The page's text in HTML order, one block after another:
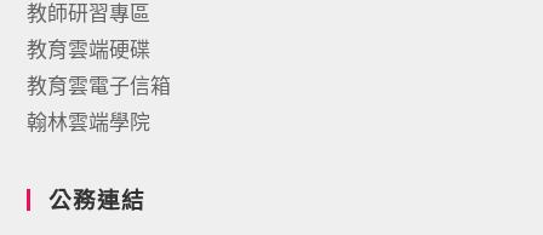
教師研習專區
教育雲端硬碟
教育雲電子信箱
翰林雲端學院
公務連結